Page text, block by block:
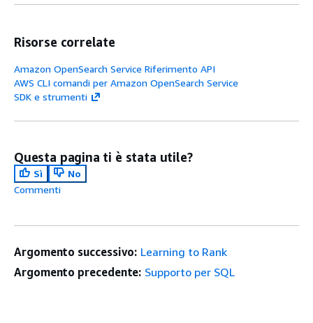
Risorse correlate
Amazon OpenSearch Service Riferimento API
AWS CLI comandi per Amazon OpenSearch Service
SDK e strumenti
Questa pagina ti è stata utile?
Sì
No
Commenti
Argomento successivo: Learning to Rank
Argomento precedente: Supporto per SQL